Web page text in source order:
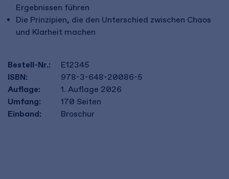
Ergebnissen führen
Die Prinzipien, die den Unterschied zwischen Chaos
und Klarheit machen
Bestell-Nr.:
E12345
ISBN:
978-3-648-20086-5
Auflage:
1. Auflage 2026
Umfang:
170 Seiten
Einband:
Broschur